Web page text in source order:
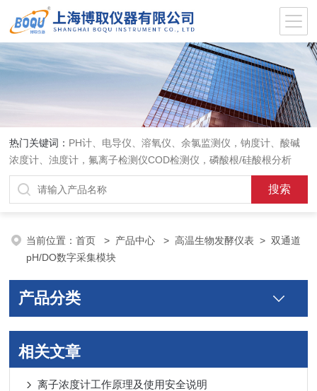
热门关键词： PH计、电导仪、溶氧仪、余氯监测仪，钠度计、酸碱
浓度计、浊度计，氟离子检测仪COD检测仪，磷酸根/硅酸根分析
仪，PH电极、溶氧电极、电导电极
当前位置：首页 > 产品中心 >高温生物发酵仪表 >双通道
pH/DO数字采集模块
产品分类
相关文章
离子浓度计工作原理及使用安全说明